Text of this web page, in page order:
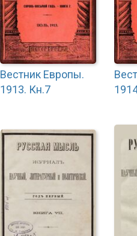
Вестник Европы.
1913. Кн.7